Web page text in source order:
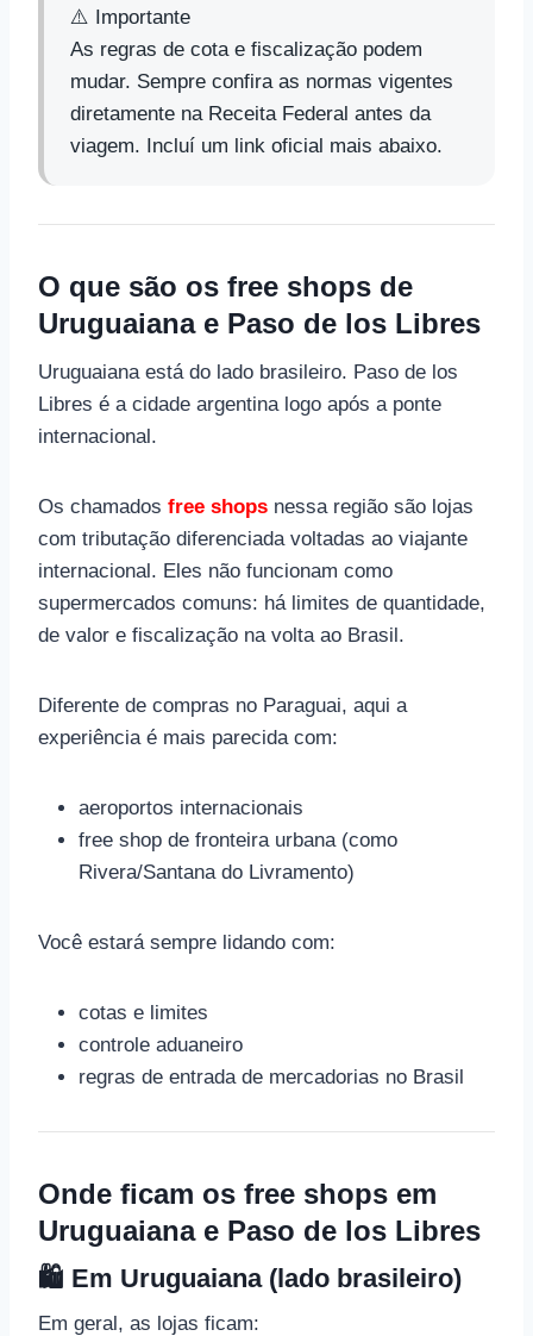
⚠️ Importante
As regras de cota e fiscalização podem
mudar. Sempre confira as normas vigentes
diretamente na Receita Federal antes da
viagem. Incluí um link oficial mais abaixo.
O que são os free shops de
Uruguaiana e Paso de los Libres
Uruguaiana está do lado brasileiro. Paso de los
Libres é a cidade argentina logo após a ponte
internacional.
Os chamados free shops nessa região são lojas
com tributação diferenciada voltadas ao viajante
internacional. Eles não funcionam como
supermercados comuns: há limites de quantidade,
de valor e fiscalização na volta ao Brasil.
Diferente de compras no Paraguai, aqui a
experiência é mais parecida com:
aeroportos internacionais
free shop de fronteira urbana (como
Rivera/Santana do Livramento)
Você estará sempre lidando com:
cotas e limites
controle aduaneiro
regras de entrada de mercadorias no Brasil
Onde ficam os free shops em
Uruguaiana e Paso de los Libres
🛍️ Em Uruguaiana (lado brasileiro)
Em geral, as lojas ficam: